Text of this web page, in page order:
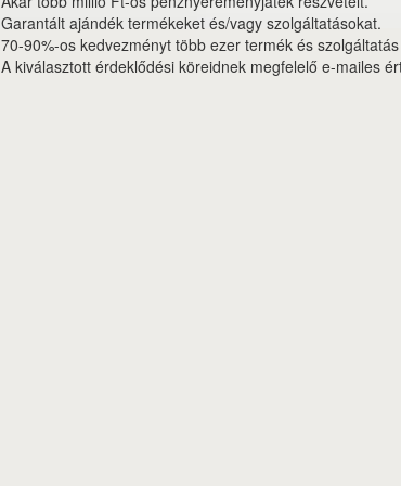
Garantált ajándék termékeket és/vagy szolgáltatásokat.
70-90%-os kedvezményt több ezer termék és
A kiválasztott érdeklődési köreidnek megfelelő e-mailes